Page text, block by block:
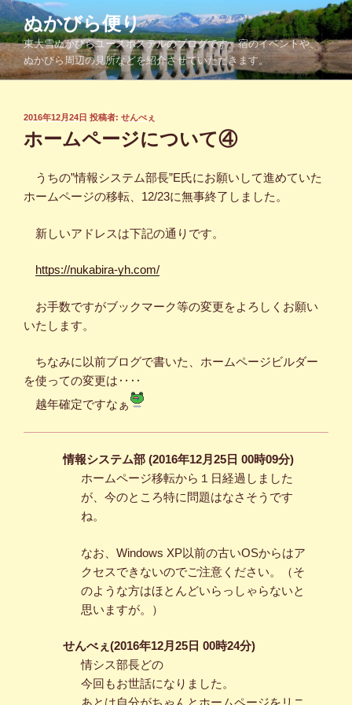
コ
ン
テ
ン
ツ
ぬかびら便り
東大雪ぬかびらユースホステルのブログです。宿のイベントや、
ぬかびら周辺の見所などを紹介させていただきます。
投
日:
2016年12月24日 投稿者: せんべぇ
ホームページについて④
うちの”情報システム部長”E氏にお願いして進めていた
ホームページの移転、12/23に無事終了しました。
新しいアドレスは下記の通りです。
https://nukabira-yh.com/
お手数ですがブックマーク等の変更をよろしくお願い
いたします。
ちなみに以前ブログで書いた、ホームページビルダー
を使っての変更は‥‥
越年確定ですなぁ
情報システム部 (2016年12月25日 00時09分)
ホームページ移転から１日経過しました
が、今のところ特に問題はなさそうです
ね。
なお、Windows XP以前の古いOSからはア
クセスできないのでご注意ください。（そ
のような方はほとんどいらっしゃらないと
思いますが。）
せんべぇ(2016年12月25日 00時24分)
情シス部長どの
今回もお世話になりました。